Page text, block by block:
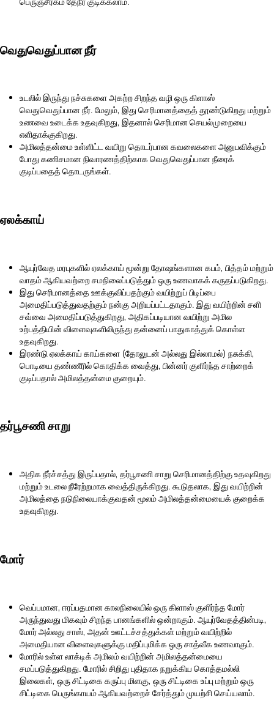
வெதுவெதுப்பான நீர்
உடலில் இருந்து நச்சுகளை அகற்ற சிறந்த வழி ஒரு கிளாஸ்
வெதுவெதுப்பான நீர். மேலும், இது செரிமானத்தைத் தூண்டுகிறது மற்றும்
உணவை உடைக்க உதவுகிறது, இதனால் செரிமான செயல்முறையை
எளிதாக்குகிறது.
அமிலத்தன்மை உள்ளிட்ட வயிறு தொடர்பான கவலைகளை அனுபவிக்கும்
போது கணிசமான நிவாரணத்திற்காக வெதுவெதுப்பான நீரைக்
குடிப்பதைத் தொடருங்கள்.
ஏலக்காய்
ஆயுர்வேத மரபுகளில் ஏலக்காய் மூன்று தோஷங்களான கபம், பித்தம் மற்றும்
வாதம் ஆகியவற்றை சமநிலைப்படுத்தும் ஒரு உணவாகக் கருதப்படுகிறது.
இது செரிமானத்தை ஊக்குவிப்பதற்கும் வயிற்றுப் பிடிப்பை
அமைதிப்படுத்துவதற்கும் நன்கு அறியப்பட்டதாகும். இது வயிற்றின் சளி
சவ்வை அமைதிப்படுத்துகிறது, அதிகப்படியான வயிற்று அமில
உற்பத்தியின் விளைவுகளிலிருந்து தன்னைப் பாதுகாத்துக் கொள்ள
உதவுகிறது.
இரண்டு ஏலக்காய் காய்களை (தோலுடன் அல்லது இல்லாமல்) நசுக்கி,
பொடியை தண்ணீரில் கொதிக்க வைத்து, பின்னர் குளிர்ந்த சாற்றைக்
குடிப்பதால் அமிலத்தன்மை குறையும்.
தர்பூசணி சாறு
அதிக நீர்ச்சத்து இருப்பதால், தர்பூசணி சாறு செரிமானத்திற்கு உதவுகிறது
மற்றும் உடலை நீரேற்றமாக வைத்திருக்கிறது. கூடுதலாக, இது வயிற்றின்
அமிலத்தை நடுநிலையாக்குவதன் மூலம் அமிலத்தன்மையைக் குறைக்க
உதவுகிறது.
மோர்
வெப்பமான, ஈரப்பதமான காலநிலையில் ஒரு கிளாஸ் குளிர்ந்த மோர்
அருந்துவது மிகவும் சிறந்த பானங்களில் ஒன்றாகும். ஆயுர்வேதத்தின்படி,
மோர் அல்லது சாஸ், அதன் ஊட்டச்சத்துக்கள் மற்றும் வயிற்றில்
அமைதியான விளைவுகளுக்கு மதிப்புமிக்க ஒரு சாத்வீக உணவாகும்.
மோரில் உள்ள லாக்டிக் அமிலம் வயிற்றின் அமிலத்தன்மையை
சமப்படுத்துகிறது. மோரில் சிறிது புதிதாக நறுக்கிய கொத்தமல்லி
இலைகள், ஒரு சிட்டிகை கருப்பு மிளகு, ஒரு சிட்டிகை உப்பு மற்றும் ஒரு
சிட்டிகை பெருங்காயம் ஆகியவற்றைச் சேர்த்தும் முயற்சி செய்யலாம்.